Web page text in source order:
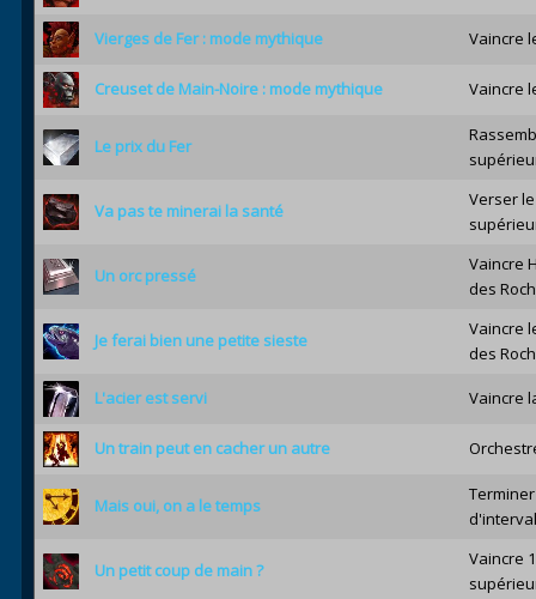
Vierges de Fer : mode mythique Vaincre
Creuset de Main-Noire : mode mythique Vaincre
Le prix du Fer
Va pas te minerai la santé
Verser
Un orc pressé
Vaincre
des
Je ferai bien une petite sieste
Vaincre
des
L'acier est servi Vaincre
Un train peut en cacher un autre
Mais oui, on a le temps
Un petit coup de main ?
Vaincre